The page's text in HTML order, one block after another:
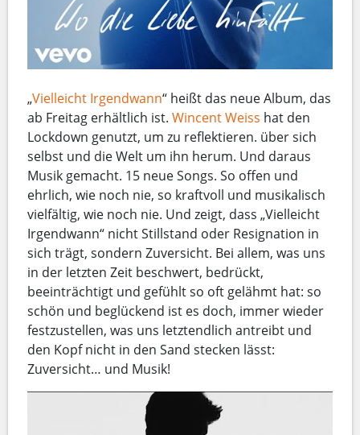
„Vielleicht Irgendwann“ heißt das neue Album, das
ab Freitag erhältlich ist. Wincent Weiss hat den
Lockdown genutzt, um zu reflektieren. über sich
selbst und die Welt um ihn herum. Und daraus
Musik gemacht. 15 neue Songs. So offen und
ehrlich, wie noch nie, so kraftvoll und musikalisch
vielfältig, wie noch nie. Und zeigt, dass „Vielleicht
Irgendwann“ nicht Stillstand oder Resignation in
sich trägt, sondern Zuversicht. Bei allem, was uns
in der letzten Zeit beschwert, bedrückt,
beeinträchtigt und gefühlt so oft gelähmt hat: so
schön und beglückend ist es doch, immer wieder
festzustellen, was uns letztendlich antreibt und
den Kopf nicht in den Sand stecken lässt:
Zuversicht… und Musik!